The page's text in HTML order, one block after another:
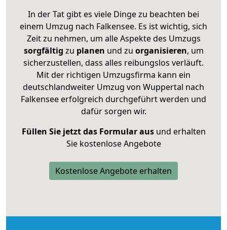
In der Tat gibt es viele Dinge zu beachten bei
einem Umzug nach Falkensee. Es ist wichtig, sich
Zeit zu nehmen, um alle Aspekte des Umzugs
sorgfältig zu planen und zu organisieren, um
sicherzustellen, dass alles reibungslos verläuft.
Mit der richtigen Umzugsfirma kann ein
deutschlandweiter Umzug von Wuppertal nach
Falkensee erfolgreich durchgeführt werden und
dafür sorgen wir.
Füllen Sie jetzt das Formular ausund erhalten
Sie kostenlose Angebote
Kostenlose Angebote erhalten